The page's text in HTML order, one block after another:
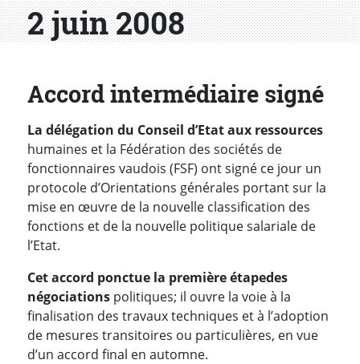
2 juin 2008
Accord intermédiaire signé
La délégation du Conseil d’Etat aux ressources
humaines et la Fédération des sociétés de
fonctionnaires vaudois (FSF) ont signé ce jour un
protocole d’Orientations générales portant sur la
mise en œuvre de la nouvelle classification des
fonctions et de la nouvelle politique salariale de
l’Etat.
Cet accord ponctue la première étapedes
négociations politiques; il ouvre la voie à la
finalisation des travaux techniques et à l’adoption
de mesures transitoires ou particulières, en vue
d’un accord final en automne.